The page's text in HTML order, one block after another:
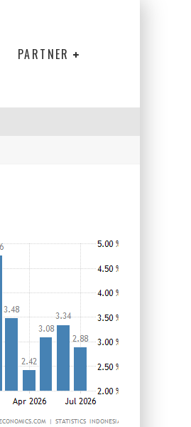
PARTNER